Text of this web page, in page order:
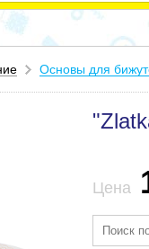
Основы для
Цена